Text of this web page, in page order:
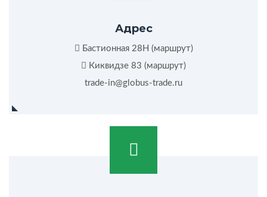
Адрес
Бастионная 28Н (маршрут)
Киквидзе 83 (маршрут)
trade-in@globus-trade.ru